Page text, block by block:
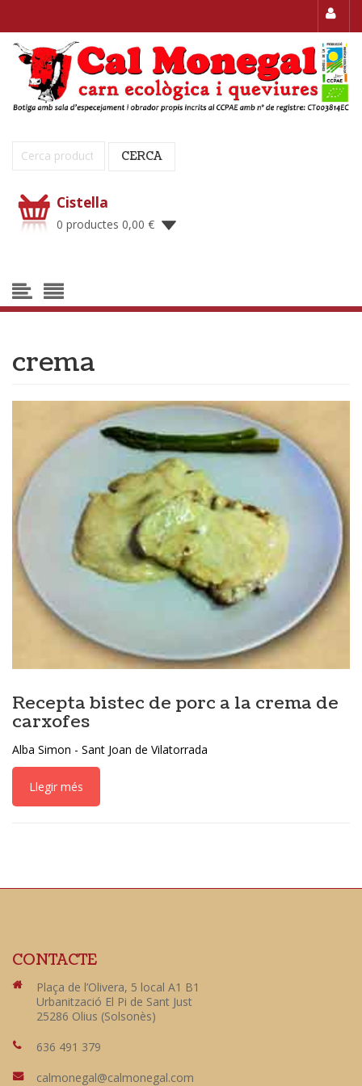
Cerca: CERCA
Cistella
0 productes 0,00 €
crema
Recepta bistec de porc a la crema de
carxofes
Alba Simon - Sant Joan de Vilatorrada
Llegir més
CONTACTE
Plaça de l’Olivera, 5 local A1 B1
Urbanització El Pi de Sant Just
25286 Olius (Solsonès)
636 491 379
calmonegal@calmonegal.com